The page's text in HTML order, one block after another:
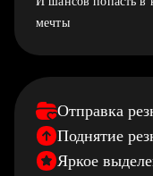
мечты
Отправка
Поднятие
Яркое